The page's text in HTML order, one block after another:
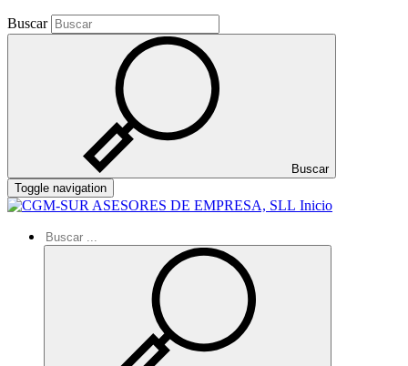
Buscar
Buscar
Toggle navigation
Inicio